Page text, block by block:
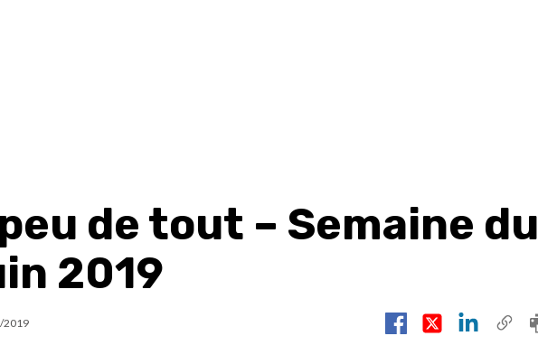
de tout – Semaine du
2019
2019